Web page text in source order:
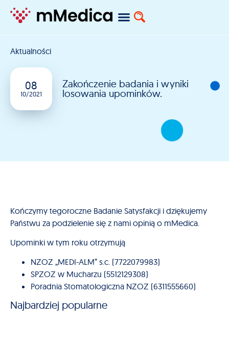
Aktualności
08
10/2021
Zakończenie badania i wyniki
losowania upominków.
Kończymy tegoroczne Badanie Satysfakcji i dziękujemy
Państwu za podzielenie się z nami opinią o mMedica.
Upominki w tym roku otrzymują
NZOZ „MEDI-ALM” s.c. (7722079983)
SPZOZ w Mucharzu (5512129308)
Poradnia Stomatologiczna NZOZ (6311555660)
Najbardziej popularne